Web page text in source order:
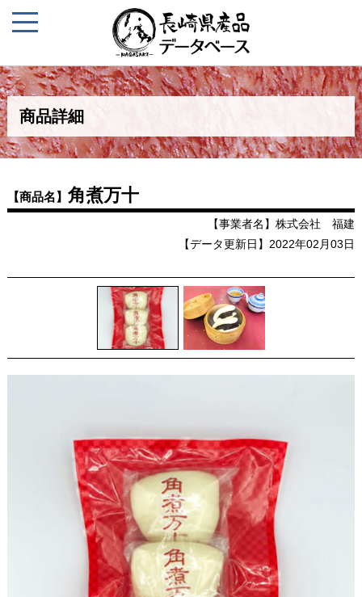
商品詳細
【商品名】 角煮万十
【事業者名】株式会社 福建
【データ更新日】2022年02月03日